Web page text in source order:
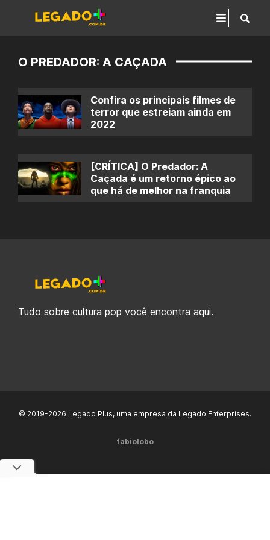
O PREDADOR: A CAÇADA
Confira os principais filmes de
terror que estreiam ainda em
2022
[CRÍTICA] O Predador: A
Caçada é um retorno épico ao
que há de melhor na franquia
Tudo sobre cultura pop você encontra aqui.
© 2019-2026 Legado Plus, uma empresa da Legado Enterprises.
fabiolobo